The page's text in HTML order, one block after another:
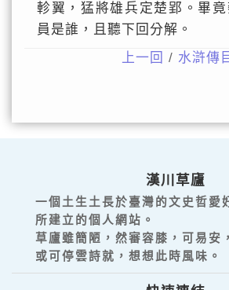
軫翼，猛將雄兵定楚郢。畢
員是誰，且聽下回分解。
上一回 / 水滸傳
漢川草廬
一個土生土長於臺灣的文史哲愛
所建立的個人網站。
草廬雖簡陋，然審容膝，可易安，
或可停雲詩就，想想此時風味。